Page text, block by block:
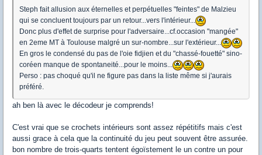
Steph fait allusion aux éternelles et perpétuelles "feintes" de Malzieu
qui se concluent toujours par un retour...vers l'intérieur...
Donc plus d'effet de surprise pour l'adversaire...cf.occasion "mangée"
en 2eme MT à Toulouse malgré un sur-nombre...sur l'extérieur...
En gros le condensé du pas de l'oie fidjien et du "chassé-fouetté" sino-
coréen manque de spontaneité...pour le moins...
Perso : pas choqué qu'il ne figure pas dans la liste même si j'aurais
préféré.
ah ben là avec le décodeur je comprends!
C'est vrai que se crochets intérieurs sont assez répétitifs mais c'est
aussi grace à cela que la continuité du jeu peut souvent être assurée.
bon nombre de trois-quarts tentent égoïstement le un contre un pour